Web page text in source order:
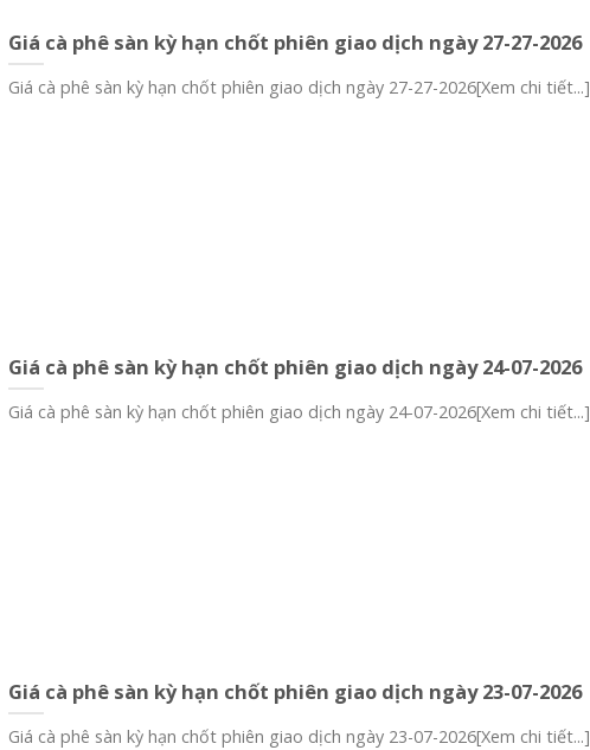
Giá cà phê sàn kỳ hạn chốt phiên giao dịch ngày 27-27-2026
Giá cà phê sàn kỳ hạn chốt phiên giao dịch ngày 27-27-2026[Xem chi tiết...]
Giá cà phê sàn kỳ hạn chốt phiên giao dịch ngày 24-07-2026
Giá cà phê sàn kỳ hạn chốt phiên giao dịch ngày 24-07-2026[Xem chi tiết...]
Giá cà phê sàn kỳ hạn chốt phiên giao dịch ngày 23-07-2026
Giá cà phê sàn kỳ hạn chốt phiên giao dịch ngày 23-07-2026[Xem chi tiết...]